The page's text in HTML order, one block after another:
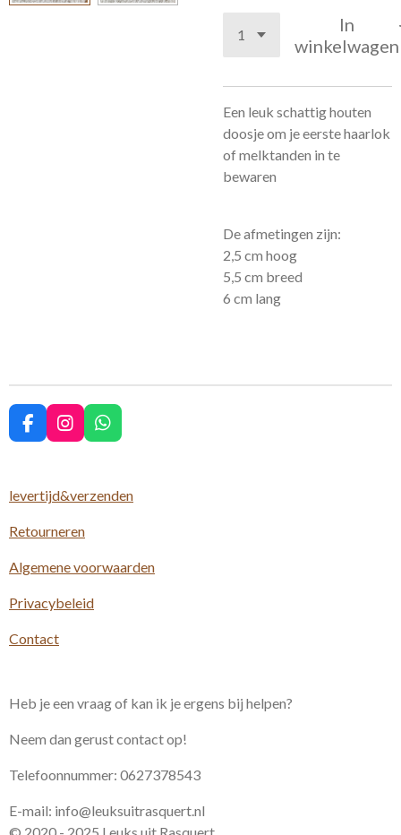
In
winkelwagen
Een leuk schattig houten
doosje om je eerste haarlok
of melktanden in te
bewaren
De afmetingen zijn:
2,5 cm hoog
5,5 cm breed
6 cm lang
F
a
b
o
I
n
a
r
m
W
h
s
levertijd&verzenden
Retourneren
Algemene voorwaarden
Privacybeleid
Contact
Heb je een vraag of kan ik je ergens bij helpen?
Neem dan gerust contact op!
Telefoonnummer: 0627378543
E-mail: info@leuksuitrasquert.nl